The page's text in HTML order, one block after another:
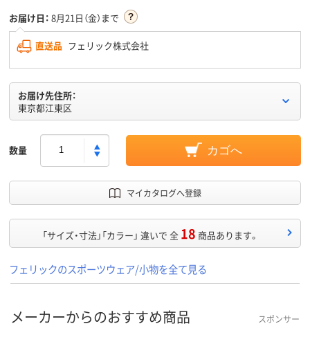
お届け日： 8月21日（金）まで
直送品 フェリック株式会社
お届け先住所：
東京都江東区
数量 カゴへ
マイカタログへ登録
「サイズ・寸法」「カラー」 違いで 全 18 商品あります。
フェリックのスポーツウェア/小物を全て見る
メーカーからのおすすめ商品 スポンサー